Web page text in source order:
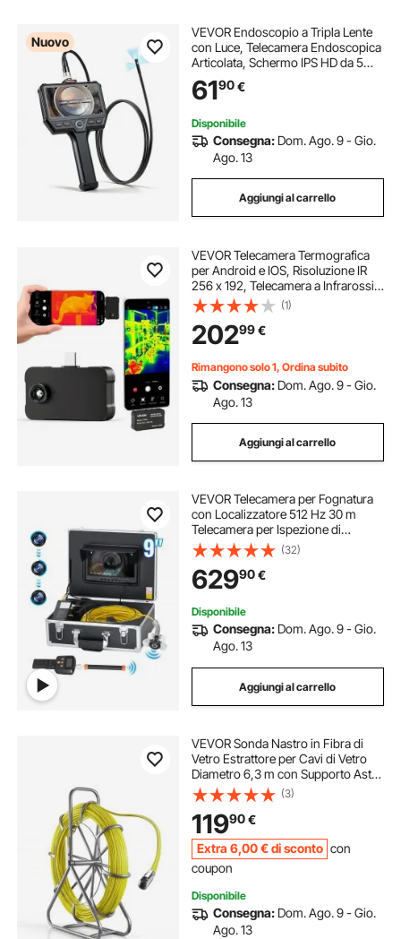
Nuovo
VEVOR Endoscopio a Tripla Lente
con Luce, Telecamera Endoscopica
Articolata, Schermo IPS HD da 5
Pollici, Zoom 8x, Batteria da 5000
mAh, Cavo Impermeabile IP67 da
6190€
Disponibile
Consegna: Dom. Ago. 9 - Gio.
Ago. 13
Aggiungi al carrello
VEVOR Telecamera Termografica
per Android e IOS, Risoluzione IR
256 x 192, Telecamera a Infrarossi
Tascabile per Smartphone, Super
Risoluzione 512 × 384, 25 Hz, -20
°C a 550 °C, 6 Tavolozze di Colori
(1)
20299€
Rimangono solo 1, Ordina subito
Consegna: Dom. Ago. 9 - Gio.
Ago. 13
Aggiungi al carrello
VEVOR Telecamera per Fognatura
con Localizzatore 512 Hz 30 m
Telecamera per Ispezione di
Scarichi da 228,6 mm con
Autolivellamento, Zoom 36X,
Telecamera Idraulica con Luci-12
LED, Scheda da 32 GB
(32)
62990€
Disponibile
Consegna: Dom. Ago. 9 - Gio.
Ago. 13
Aggiungi al carrello
VEVOR Sonda Nastro in Fibra di
Vetro Estrattore per Cavi di Vetro
Diametro 6,3 m con Supporto Asta
per Cavi Lunghezza 152 m Non
Conduttivo, Tiracavi per Gestione di
Cablaggio 2 Testine di Ricambio
(3)
11990€
Extra 6,00 €di sconto con
coupon
Disponibile
Consegna: Dom. Ago. 9 - Gio.
Ago. 13